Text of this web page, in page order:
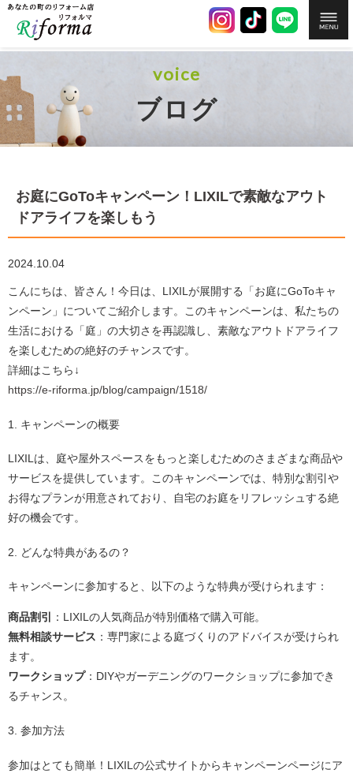
voice
ブログ
お庭にGoToキャンペーン！LIXILで素敵なアウト
ドアライフを楽しもう
2024.10.04
こんにちは、皆さん！今日は、LIXILが展開する「お庭にGoToキャ
ンペーン」についてご紹介します。このキャンペーンは、私たちの
生活における「庭」の大切さを再認識し、素敵なアウトドアライフ
を楽しむための絶好のチャンスです。
詳細はこちら↓
https://e-riforma.jp/blog/campaign/1518/
1. キャンペーンの概要
LIXILは、庭や屋外スペースをもっと楽しむためのさまざまな商品や
サービスを提供しています。このキャンペーンでは、特別な割引や
お得なプランが用意されており、自宅のお庭をリフレッシュする絶
好の機会です。
2. どんな特典があるの？
キャンペーンに参加すると、以下のような特典が受けられます：
商品割引
：LIXILの人気商品が特別価格で購入可能。
無料相談サービス ：専門家による庭づくりのアドバイスが受けられ
ます。
ワークショップ：DIYやガーデニングのワークショップに参加でき
るチャンス。
3. 参加方法
参加はとても簡単！LIXILの公式サイトからキャンペーンページにア